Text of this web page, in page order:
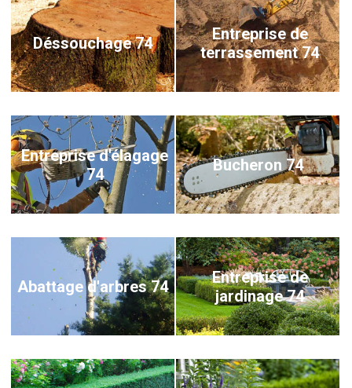
Déssouchage 74
Entreprise de
terrassement 74
Entreprise d'élagage
74
Bucheron 74
Abattage d'arbres 74
Entreprise de
jardinage 74